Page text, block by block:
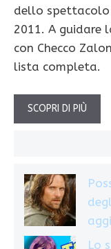
dello spettacolo
2011. A guidare
con Checco
lista completa.
SCOPRI DI PIÙ
Lo